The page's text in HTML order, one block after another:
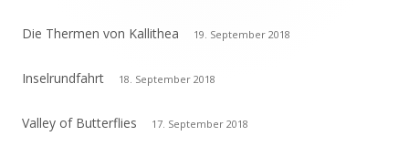
Die Thermen von Kallithea 19. September 2018
Inselrundfahrt 18. September 2018
Valley of Butterflies 17. September 2018